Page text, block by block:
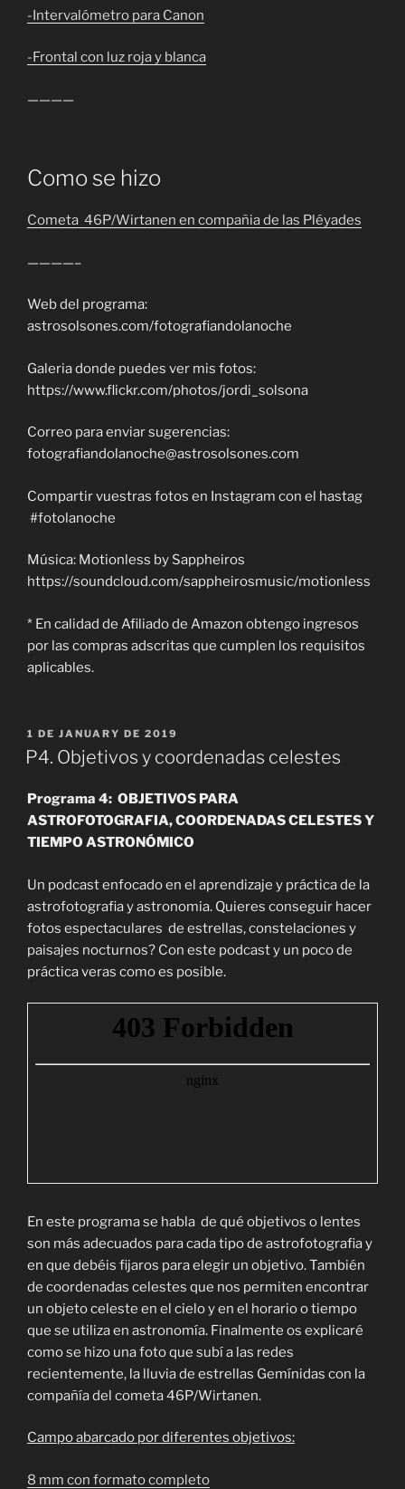
-Intervalómetro para Canon
-Frontal con luz roja y blanca
————
Como se hizo
Cometa 46P/Wirtanen en compañia de las Pléyades
————–
Web del programa:
astrosolsones.com/fotografiandolanoche
Galeria donde puedes ver mis fotos:
https://www.flickr.com/photos/jordi_solsona
Correo para enviar sugerencias:
fotografiandolanoche@astrosolsones.com
Compartir vuestras fotos en Instagram con el hastag
#fotolanoche
Música: Motionless by Sappheiros
https://soundcloud.com/sappheirosmusic/motionless
* En calidad de Afiliado de Amazon obtengo ingresos
por las compras adscritas que cumplen los requisitos
aplicables.
POSTED
ON
1 DE JANUARY DE 2019
P4. Objetivos y coordenadas celestes
Programa 4: OBJETIVOS PARA
ASTROFOTOGRAFIA, COORDENADAS CELESTES Y
TIEMPO ASTRONÓMICO
Un podcast enfocado en el aprendizaje y práctica de la
astrofotografia y astronomia. Quieres conseguir hacer
fotos espectaculares de estrellas, constelaciones y
paisajes nocturnos? Con este podcast y un poco de
práctica veras como es posible.
En este programa se habla de qué objetivos o lentes
son más adecuados para cada tipo de astrofotografia y
en que debéis fijaros para elegir un objetivo. También
de coordenadas celestes que nos permiten encontrar
un objeto celeste en el cielo y en el horario o tiempo
que se utiliza en astronomía. Finalmente os explicaré
como se hizo una foto que subí a las redes
recientemente, la lluvia de estrellas Gemínidas con la
compañía del cometa 46P/Wirtanen.
Campo abarcado por diferentes objetivos:
8 mm con formato completo